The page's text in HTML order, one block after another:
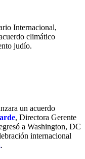
Internacional,
climático
judío.
un acuerdo
, Directora Gerente
a Washington, DC
internacional
.